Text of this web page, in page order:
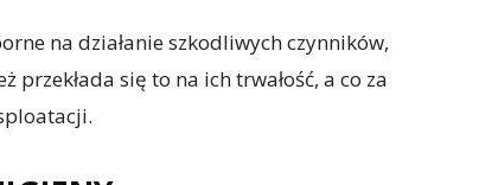
na działanie szkodliwych czynników,
się to na ich trwałość, a co za